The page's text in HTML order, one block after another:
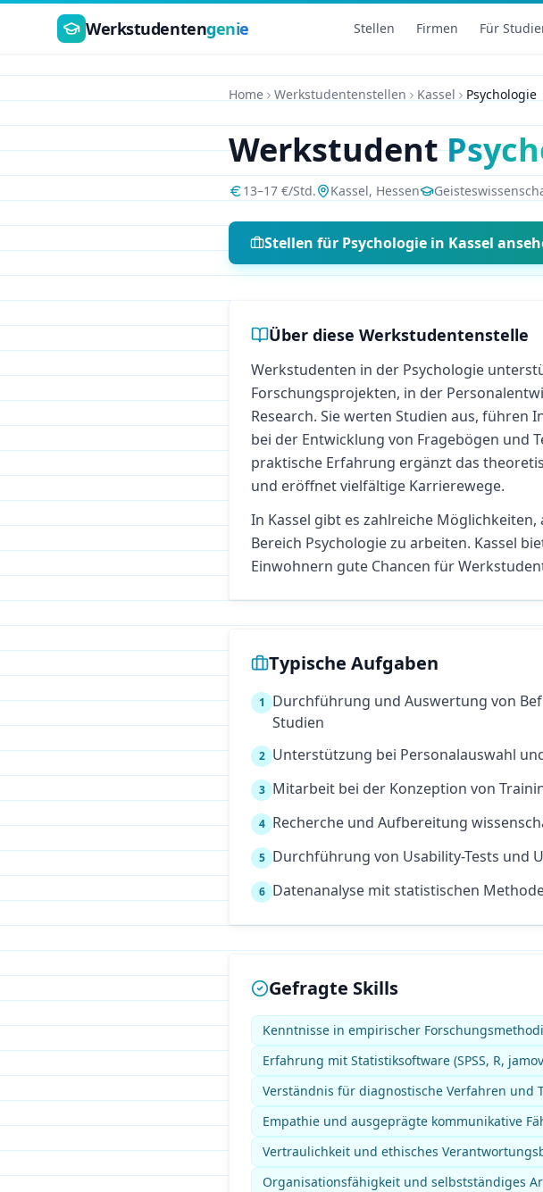
Zum Hauptinhalt springen
Werkstudentengenie Stellen Firmen Für
Home Werkstudentenstellen Kassel Psychologie
Werkstudent
13–17 €/Std. Kassel, Hessen
Stellen für Psychologie in Kassel
Über diese Werkstudentenstelle
Werkstudenten in der Psychologie
Forschungsprojekten, in der
Research. Sie werten Studien aus, führen
bei der Entwicklung von Fragebögen und
praktische Erfahrung ergänzt das
und eröffnet vielfältige Karrierewege.
In Kassel gibt es zahlreiche Möglichkeiten,
Bereich Psychologiezu arbeiten. Kassel
Einwohnern gute Chancen für
Typische Aufgaben
1
Durchführung und Auswertung von
Studien
2 Unterstützung bei Personalauswahl
3 Mitarbeit bei der Konzeption von
4 Recherche und Aufbereitung
5 Durchführung von Usability-Tests und
6 Datenanalyse mit statistischen
Gefragte Skills
Kenntnisse in empirischer
Erfahrung mit Statistiksoftware (SPSS, R,
Verständnis für diagnostische Verfahren und
Empathie und ausgeprägte kommunikative
Vertraulichkeit und ethisches
Organisationsfähigkeit und selbstständiges